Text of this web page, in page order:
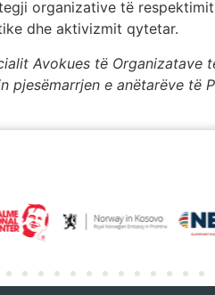
organizative të
dhe aktivizmit qytetar.
Avokues të Organizatave
pjesëmarrjen e anëtarëve të